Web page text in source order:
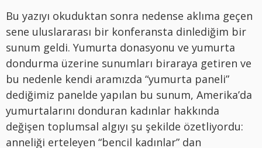
Bu yazıyı okuduktan sonra nedense aklıma geçen
sene uluslararası bir konferansta dinlediğim bir
sunum geldi. Yumurta donasyonu ve yumurta
dondurma üzerine sunumları biraraya getiren ve
bu nedenle kendi aramızda “yumurta paneli”
dediğimiz panelde yapılan bu sunum, Amerika’da
yumurtalarını donduran kadınlar hakkında
değişen toplumsal algıyı şu şekilde özetliyordu:
anneliği erteleyen “bencil kadınlar” dan